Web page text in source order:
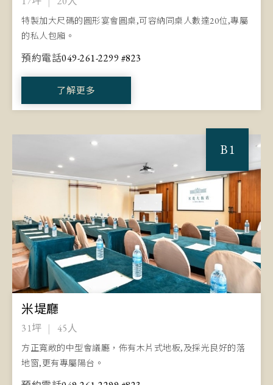
特製加大尺碼的圓形宴會圓桌,可容納同桌人數達20位,專屬
的私人包廂。
預約電話049-261-2299 #823
了解更多
B1
米堤廳
31坪 45人
方正寬敞的中型會議廳，佈有木片式地板,及採光良好的落
地窗,更有專屬陽台。